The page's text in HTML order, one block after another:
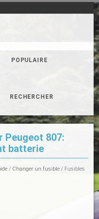
POPULAIRE
RECHERCHER
Peugeot 807:
batterie
/ Changer un fusible / Fusibles